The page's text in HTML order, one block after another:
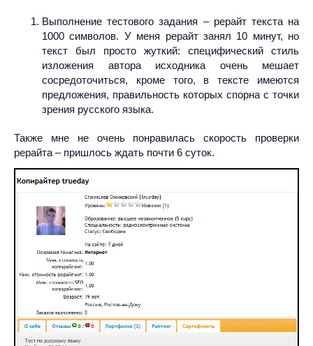
Выполнение тестового задания – рерайт текста на
1000 символов. У меня рерайт занял 10 минут, но
текст был просто жуткий: специфический стиль
изложения автора исходника очень мешает
сосредоточиться, кроме того, в тексте имеются
предложения, правильность которых спорна с точки
зрения русского языка.
Также мне не очень понравилась скорость проверки
рерайта – пришлось ждать почти 6 суток.